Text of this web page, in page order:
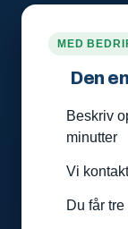
MED
Den
Beskriv
minutter
Vi
Du får